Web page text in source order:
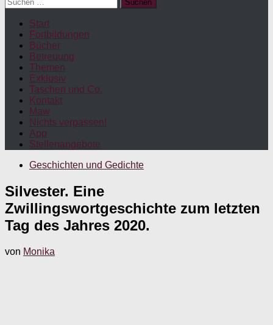
nach:
Start
Fortbildungen
Bücher
Betreuung
Themen
Exklusiv
Taschen und Co.
Kontakt
Maw
Nichts verpassen!
App
Stellenangebote
Geschichten und Gedichte
Silvester. Eine
Zwillingswortgeschichte zum letzten
Tag des Jahres 2020.
von Monika